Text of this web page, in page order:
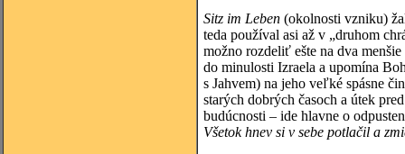
Sitz im Leben (okolnosti vzniku)
teda používal asi až v „druhom
možno rozdeliť ešte na dva
do minulosti Izraela a upomína
s Jahvem) na jeho veľké spásne
starých dobrých časoch a útek
budúcnosti – ide hlavne o
Všetok hnev si v sebe potlačil a